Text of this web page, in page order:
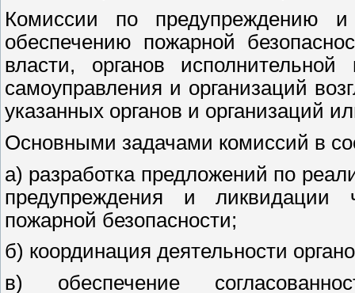
Комиссии по предупреждению
обеспечению пожарной
власти, органов
самоуправления и организаций
указанных органов и организаций
Основными задачами комиссий в
а) разработка предложений по
предупреждения и ликвидации
пожарной безопасности;
б) координация деятельности
в) обеспечение